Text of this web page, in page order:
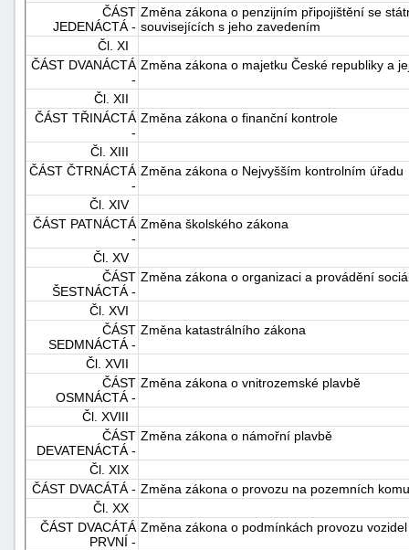
ČÁST
JEDENÁCTÁ -
Změna zákona o penzijním připojištění se
souvisejících s jeho zavedením
Čl. XI
ČÁST DVANÁCTÁ
-
Změna zákona o majetku České republiky a
Čl. XII
ČÁST TŘINÁCTÁ
-
Změna zákona o finanční kontrole
Čl. XIII
ČÁST ČTRNÁCTÁ
-
Změna zákona o Nejvyšším kontrolním úřadu
Čl. XIV
ČÁST PATNÁCTÁ
-
Změna školského zákona
Čl. XV
ČÁST
ŠESTNÁCTÁ -
Změna zákona o organizaci a provádění
Čl. XVI
ČÁST
SEDMNÁCTÁ -
Změna katastrálního zákona
Čl. XVII
ČÁST
OSMNÁCTÁ -
Změna zákona o vnitrozemské plavbě
Čl. XVIII
ČÁST
DEVATENÁCTÁ -
Změna zákona o námořní plavbě
Čl. XIX
ČÁST DVACÁTÁ - Změna zákona o provozu na pozemních
Čl. XX
ČÁST DVACÁTÁ
PRVNÍ -
Změna zákona o podmínkách provozu